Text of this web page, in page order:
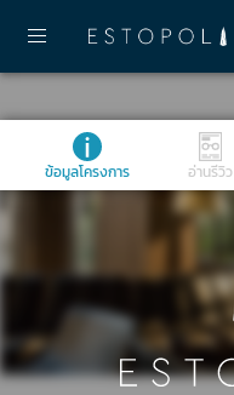
ข้อมูลโครงการ อ่านรีวิว